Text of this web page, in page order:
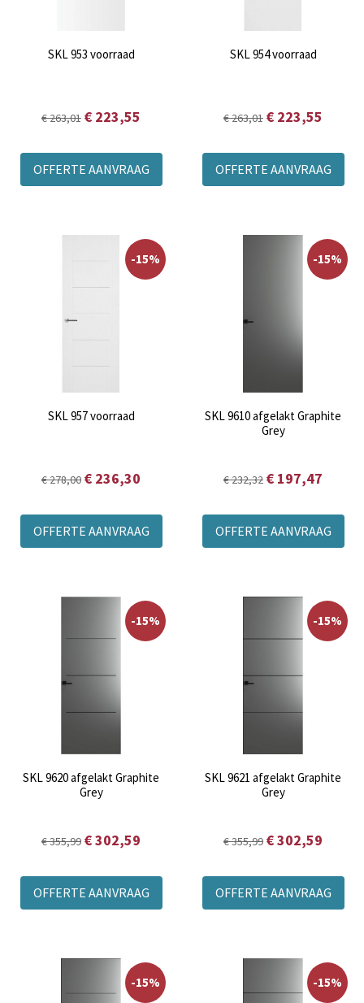
SKL 953 voorraad
€ 263,01 € 223,55
OFFERTE AANVRAAG
SKL 954 voorraad
€ 263,01 € 223,55
OFFERTE AANVRAAG
-15%
SKL 957 voorraad
€ 278,00 € 236,30
OFFERTE AANVRAAG
-15%
SKL 9610 afgelakt Graphite
Grey
€ 232,32 € 197,47
OFFERTE AANVRAAG
-15%
SKL 9620 afgelakt Graphite
Grey
€ 355,99 € 302,59
OFFERTE AANVRAAG
-15%
SKL 9621 afgelakt Graphite
Grey
€ 355,99 € 302,59
OFFERTE AANVRAAG
-15% -15%